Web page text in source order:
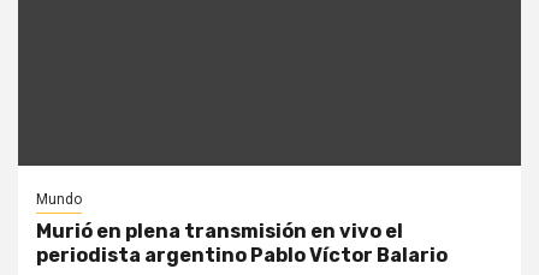
Mundo
Murió en plena transmisión en vivo el
periodista argentino Pablo Víctor Balario